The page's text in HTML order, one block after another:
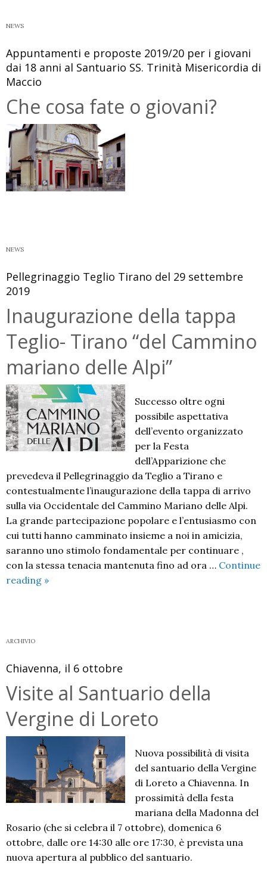
NEWS
Appuntamenti e proposte 2019/20 per i giovani
dai 18 anni al Santuario SS. Trinità Misericordia di
Maccio
Che cosa fate o giovani?
NEWS
Pellegrinaggio Teglio Tirano del 29 settembre
2019
Inaugurazione della tappa
Teglio- Tirano “del Cammino
mariano delle Alpi”
Successo oltre ogni
possibile aspettativa
dell’evento organizzato
per la Festa
dell’Apparizione che
prevedeva il Pellegrinaggio da Teglio a Tirano e
contestualmente l’inaugurazione della tappa di arrivo
sulla via Occidentale del Cammino Mariano delle Alpi.
La grande partecipazione popolare e l’entusiasmo con
cui tutti hanno camminato insieme a noi in amicizia,
saranno uno stimolo fondamentale per continuare ,
con la stessa tenacia mantenuta fino ad ora … Continue
reading Inaugurazione
Cammino
mariano
delle
Alpi”
»
ARCHIVIO
Chiavenna, il 6 ottobre
Visite al Santuario della
Vergine di Loreto
Nuova possibilità di visita
del santuario della Vergine
di Loreto a Chiavenna. In
prossimità della festa
mariana della Madonna del
Rosario (che si celebra il 7 ottobre), domenica 6
ottobre, dalle ore 14:30 alle ore 17:30, è prevista una
nuova apertura al pubblico del santuario.